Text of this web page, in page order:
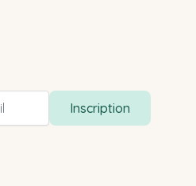
Adresse email
Inscription